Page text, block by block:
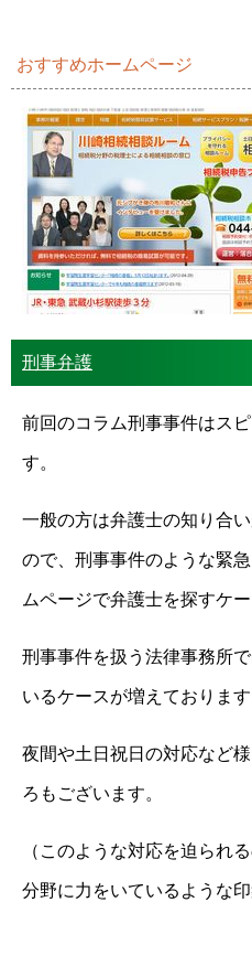
おすすめホームページ
刑事弁護
前回のコラム刑事事件はス
す。
一般の方は弁護士の知り合
ので、刑事事件のような緊
ムページで弁護士を探すケ
刑事事件を扱う法律事務所
いるケースが増えております
夜間や土日祝日の対応など
ろもございます。
（このような対応を迫られ
分野に力をいているような印